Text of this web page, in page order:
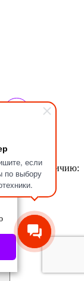
если
по выборупо наличию: